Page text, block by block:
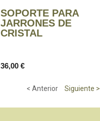
SOPORTE PARA
JARRONES DE
CRISTAL
36,00 €
< Anterior Siguiente >